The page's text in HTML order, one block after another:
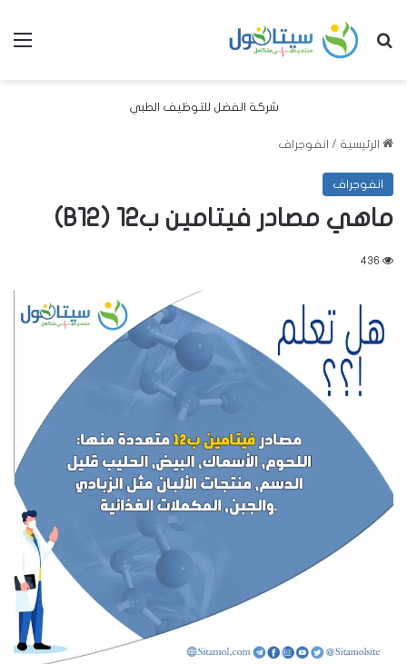
بحث عن
شركة الفضل للتوظيف الطبي
الرئيسية / انفوجراف
انفوجراف
ماهي مصادر فيتامين ب12 (B12)
436